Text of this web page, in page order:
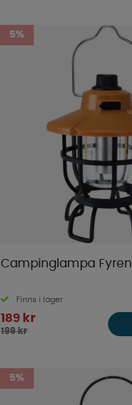
5%
Campinglampa Fyren
Finns i lager
189 kr
199 kr
5%